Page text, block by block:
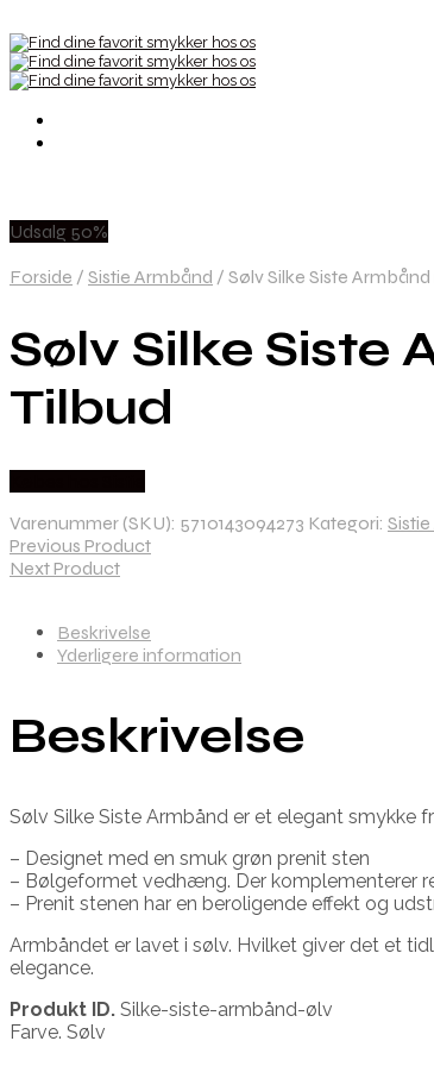
Udsalg 50%
Forside / Sistie Armbånd / Sølv Silke Siste
Sølv Silke Siste
Tilbud
Varenummer (SKU): 5710143094273 Kategori:
Previous Product
Next Product
Beskrivelse
Yderligere information
Beskrivelse
Sølv Silke Siste Armbånd er et elegant smykke
– Designet med en smuk grøn prenit sten
– Bølgeformet vedhæng. Der komplementerer
– Prenit stenen har en beroligende effekt og
Armbåndet er lavet i sølv. Hvilket giver det et
elegance.
Produkt ID. Silke-siste-armbånd-ølv
Farve. Sølv